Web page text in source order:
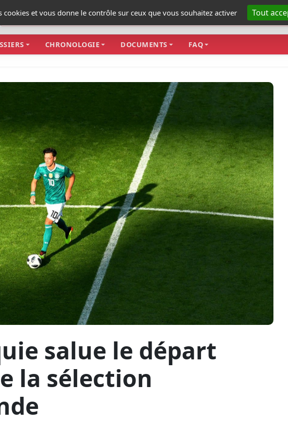
cookies et vous donne le contrôle sur ceux que vous souhaitez activer Tout
CHRONOLOGIE DOCUMENTS FAQ
salue le départ
la sélection